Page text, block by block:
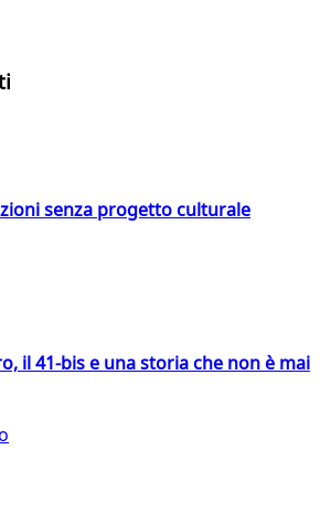
senza progetto culturale
il 41-bis e una storia che non è mai